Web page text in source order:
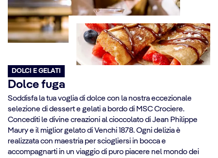
DOLCI E GELATI
Dolce fuga
Soddisfa la tua voglia di dolce con la nostra eccezionale
selezione di dessert e gelati a bordo di MSC Crociere.
Concediti le divine creazioni al cioccolato di Jean Philippe
Maury e il miglior gelato di Venchi 1878. Ogni delizia è
realizzata con maestria per sciogliersi in bocca e
accompagnarti in un viaggio di puro piacere nel mondo dei